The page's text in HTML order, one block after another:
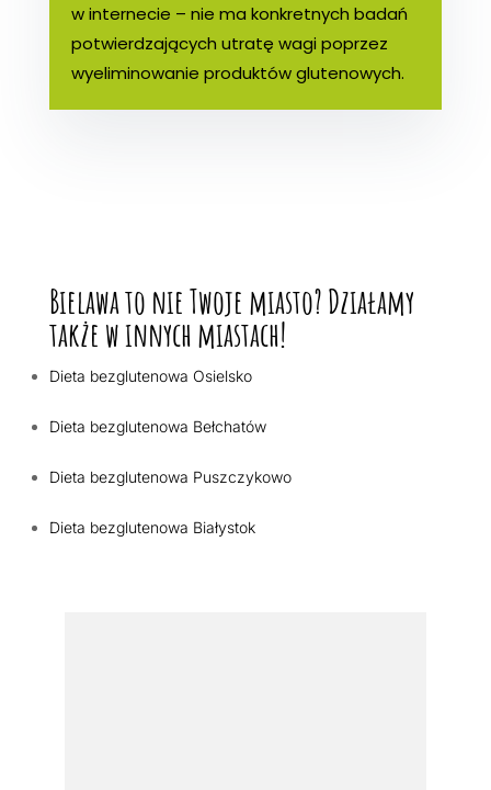
w internecie – nie ma konkretnych badań
potwierdzających utratę wagi poprzez
wyeliminowanie produktów glutenowych.
Bielawa to nie Twoje miasto? Działamy
także w innych miastach!
Dieta bezglutenowa Osielsko
Dieta bezglutenowa Bełchatów
Dieta bezglutenowa Puszczykowo
Dieta bezglutenowa Białystok